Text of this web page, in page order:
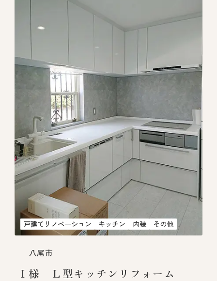
戸建てリノベーション キッチン 内装 その他
八尾市
Ｉ様 Ｌ型キッチンリフォーム